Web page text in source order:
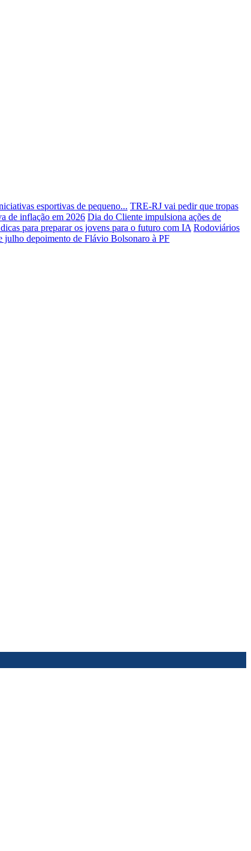
esportivas de pequeno... TRE-RJ vai pedir que tropas
de inflação em 2026 Dia do Cliente impulsiona ações de
para preparar os jovens para o futuro com IA Rodoviários
julho depoimento de Flávio Bolsonaro à PF